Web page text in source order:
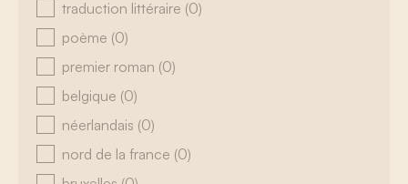
traduction littéraire (0)
poème (0)
premier roman (0)
belgique (0)
néerlandais (0)
nord de la france (0)